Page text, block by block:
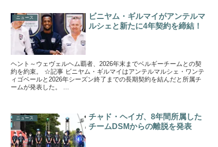
ニュース
ビニヤム・ギルマイがアンテルマ
ルシェと新たに4年契約を締結！
ヘント～ウェヴェルヘム覇者、2026年末までベルギーチームとの契
約を約束。 ☆記事 ビニヤム・ギルマイはアンテルマルシェ・ワンテ
ィゴベールと2026年シーズン終了までの長期契約を結んだと所属チ
ームが発表した。 ...
ニュース
チャド・ヘイガ、8年間所属した
チームDSMからの離脱を発表